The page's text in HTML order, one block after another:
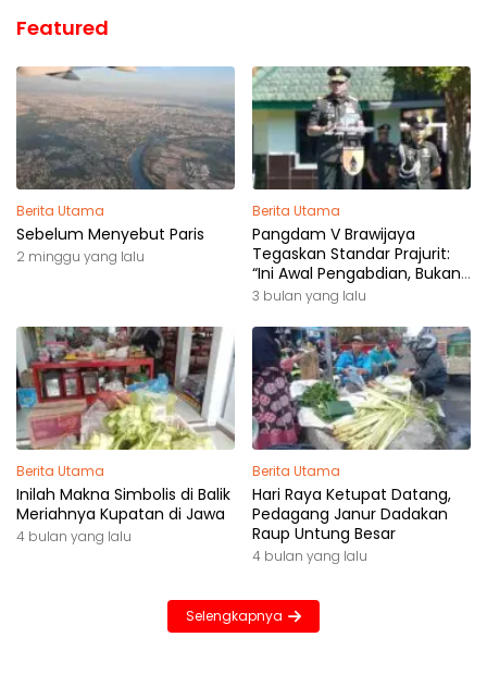
Featured
Berita Utama
Sebelum Menyebut Paris
2 minggu yang lalu
Berita Utama
Pangdam V Brawijaya
Tegaskan Standar Prajurit:
“Ini Awal Pengabdian, Bukan
Akhir Perjalanan”
3 bulan yang lalu
Berita Utama
Inilah Makna Simbolis di Balik
Meriahnya Kupatan di Jawa
4 bulan yang lalu
Berita Utama
Hari Raya Ketupat Datang,
Pedagang Janur Dadakan
Raup Untung Besar
4 bulan yang lalu
Selengkapnya